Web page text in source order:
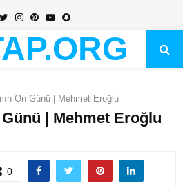
TwitterInstagram
PinterestYoutubeSnapchat
On Günü | Mehmet Eroğlu
| Mehmet Eroğlu
0